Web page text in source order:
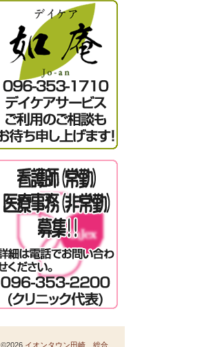
©2026 イオンタウン田崎 総合